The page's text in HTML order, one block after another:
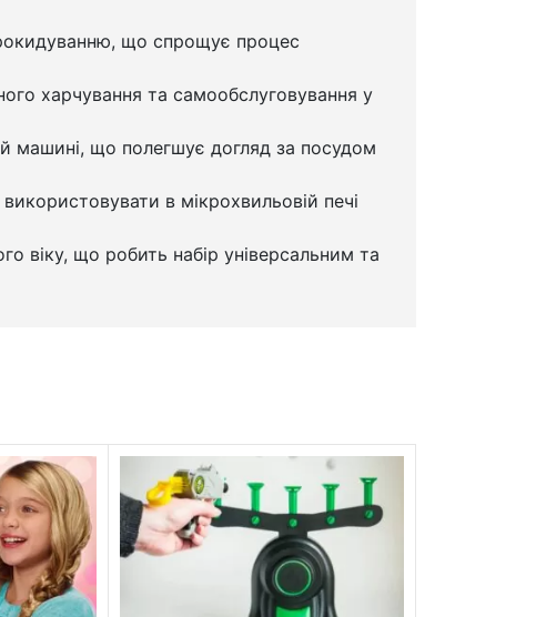
що спрощує процес
харчування та самообслуговування у
машині, що полегшує догляд за посудом
в мікрохвильовій печі
віку, що робить набір універсальним та